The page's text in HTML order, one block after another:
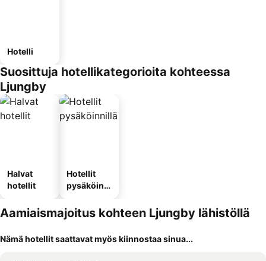
Hotelli
Suosittuja hotellikategorioita kohteessa
Ljungby
Halvat
hotellit
Hotellit
pysäköinni
Aamiaismajoitus kohteen Ljungby lähistöllä
Nämä hotellit saattavat myös kiinnostaa sinua...